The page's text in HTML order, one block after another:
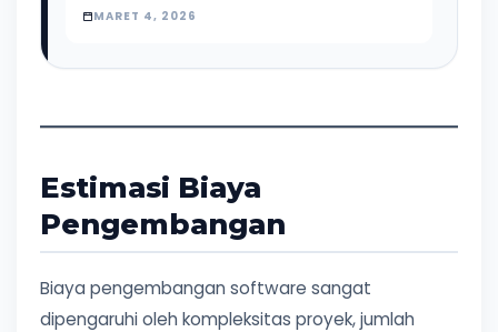
MARET 4, 2026
Estimasi Biaya
Pengembangan
Biaya pengembangan software sangat
dipengaruhi oleh kompleksitas proyek, jumlah